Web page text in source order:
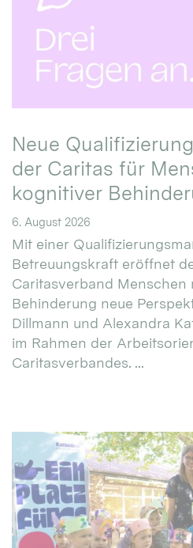
Neue
der Caritas für
kognitiver
6. August 2026
Mit einer
Betreuungskraft eröffnet
Caritasverband Menschen
Behinderung neue
Dillmann und Alexandra
im Rahmen der
Caritasverbandes. ...